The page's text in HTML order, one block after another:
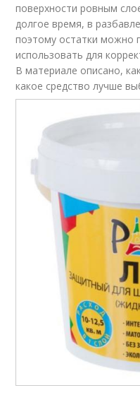
поверхности ровным
долгое время, в
поэтому остатки можно
использовать для
В материале описано,
какое средство лучше